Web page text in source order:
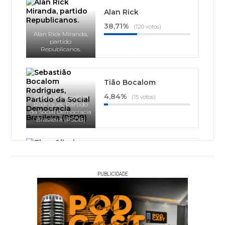
Alan Rick Miranda,
partido
Republicanos.
Alan Rick
38,71%
(120 votos)
Sebastião Bocalom
Rodrigues, Partido
da Social Democracia
Brasileira (PSDB)
Tião Bocalom
4,84%
(15 votos)
Partido Socialista
Brasileiro (PSB)
PUBLICIDADE